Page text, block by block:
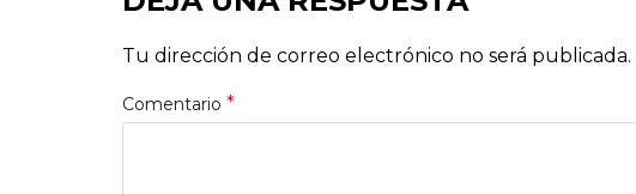
Tu dirección de correo electrónico no será publicada.
Comentario *